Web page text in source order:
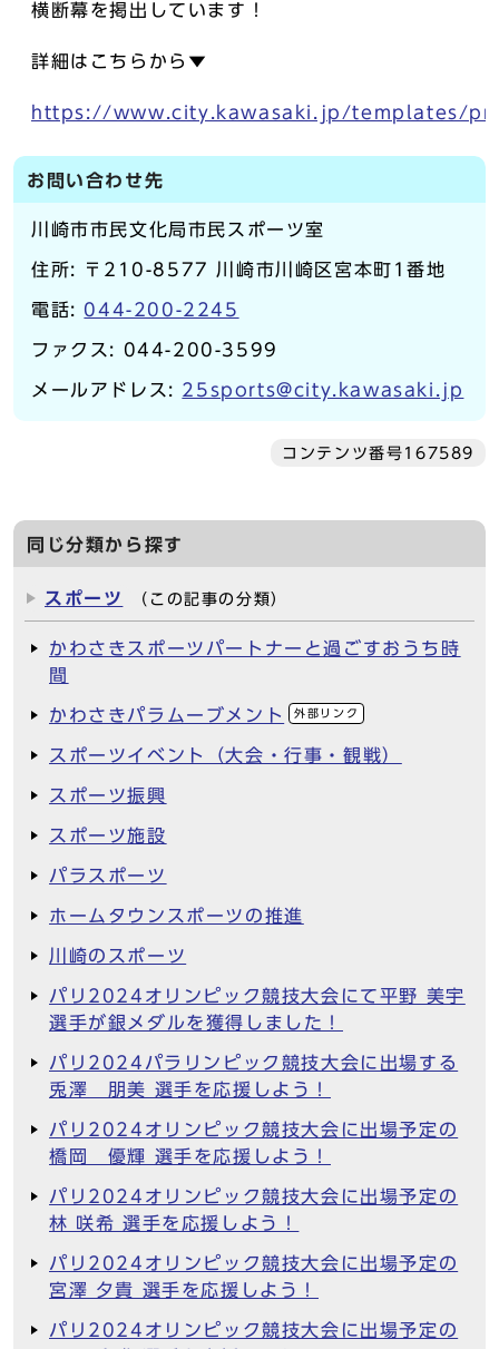
横断幕を掲出しています！
詳細はこちらから▼
https://www.city.kawasaki.jp/templates/
お問い合わせ先
川崎市市民文化局市民スポーツ室
住所: 〒210-8577 川崎市川崎区宮本町1番地
電話: 044-200-2245
ファクス: 044-200-3599
メールアドレス: 25sports@city.kawasaki.jp
コンテンツ番号167589
同じ分類から探す
スポーツ （この記事の分類）
かわさきスポーツパートナーと過ごすおうち時
間
かわさきパラムーブメント 外部リンク
スポーツイベント（大会・行事・観戦）
スポーツ振興
スポーツ施設
パラスポーツ
ホームタウンスポーツの推進
川崎のスポーツ
パリ2024オリンピック競技大会にて平野 美宇
選手が銀メダルを獲得しました！
パリ2024パラリンピック競技大会に出場する
兎澤 朋美 選手を応援しよう！
パリ2024オリンピック競技大会に出場予定の
橋岡 優輝 選手を応援しよう！
パリ2024オリンピック競技大会に出場予定の
林 咲希 選手を応援しよう！
パリ2024オリンピック競技大会に出場予定の
宮澤 夕貴 選手を応援しよう！
パリ2024オリンピック競技大会に出場予定の